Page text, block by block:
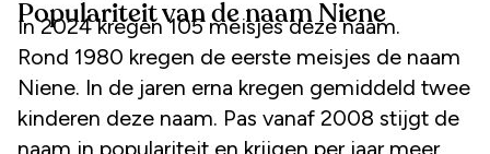
Populariteit van de naam Niene
In 2024 kregen 105 meisjes deze naam.
Rond 1980 kregen de eerste meisjes de naam
Niene. In de jaren erna kregen gemiddeld twee
kinderen deze naam. Pas vanaf 2008 stijgt de